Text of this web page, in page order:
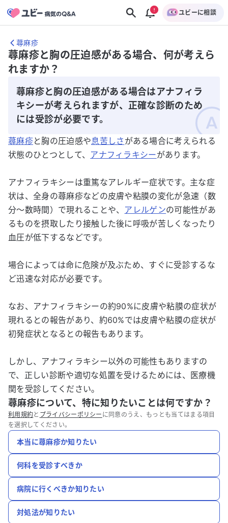
ユビーに相談
蕁麻疹
蕁麻疹と胸の圧迫感がある場合、何が考えら
れますか？
蕁麻疹と胸の圧迫感がある場合はアナフィラ
キシーが考えられますが、正確な診断のため
には受診が必要です。
蕁麻疹と胸の圧迫感や息苦しさ がある場合に考えられる
状態のひとつとして、 アナフィラキシーがあります。
アナフィラキシーは重篤なアレルギー症状です。主な症
状は、全身の蕁麻疹などの皮膚や粘膜の変化が急速（数
分～数時間）で現れることや、 アレルゲンの可能性があ
るものを摂取したり接触した後に呼吸が苦しくなったり
血圧が低下するなどです。
場合によっては命に危険が及ぶため、すぐに受診するな
ど迅速な対応が必要です。
なお、アナフィラキシーの約90%に皮膚や粘膜の症状が
現れるとの報告があり、約60%では皮膚や粘膜の症状が
初発症状となるとの報告もあります。
しかし、アナフィラキシー以外の可能性もありますの
で、正しい診断や適切な処置を受けるためには、医療機
関を受診してください。
蕁麻疹について、特に知りたいことは何ですか？
利用規約と プライバシーポリシー に同意のうえ、もっとも当てはまる項目
を選択してください。
本当に蕁麻疹か知りたい
何科を受診すべきか
病院に行くべきか知りたい
対処法が知りたい